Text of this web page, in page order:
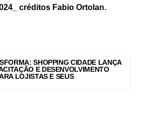
créditos Fabio Ortolan.
SHOPPING CIDADE LANÇA
E DESENVOLVIMENTO
LOJISTAS E SEUS